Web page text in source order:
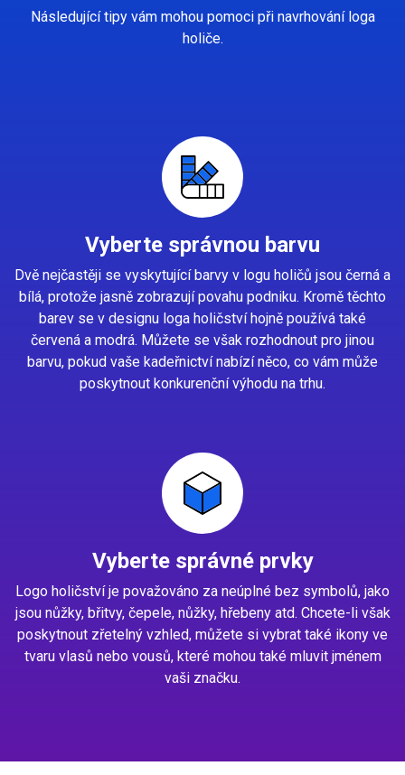
Následující tipy vám mohou pomoci při navrhování loga
holiče.
Vyberte správnou barvu
Dvě nejčastěji se vyskytující barvy v logu holičů jsou černá a
bílá, protože jasně zobrazují povahu podniku. Kromě těchto
barev se v designu loga holičství hojně používá také
červená a modrá. Můžete se však rozhodnout pro jinou
barvu, pokud vaše kadeřnictví nabízí něco, co vám může
poskytnout konkurenční výhodu na trhu.
Vyberte správné prvky
Logo holičství je považováno za neúplné bez symbolů, jako
jsou nůžky, břitvy, čepele, nůžky, hřebeny atd. Chcete-li však
poskytnout zřetelný vzhled, můžete si vybrat také ikony ve
tvaru vlasů nebo vousů, které mohou také mluvit jménem
vaši značku.